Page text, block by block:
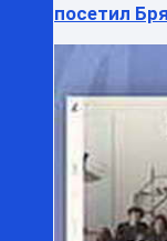
посетил